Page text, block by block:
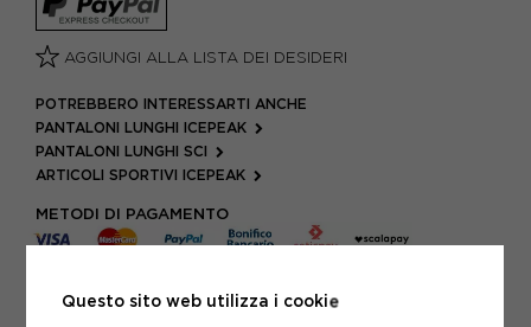
AGGIUNGI ALLA LISTA DEI DESIDERI
POTREBBERO INTERESSARTI ANCHE
PANTALONI LUNGHI ICEPEAK
PANTALONI LUNGHI SCI
ARTICOLI SPORTIVI ICEPEAK
METODI DI PAGAMENTO
PIÙ INFORMAZIONI
Questo sito web utilizza i cookie